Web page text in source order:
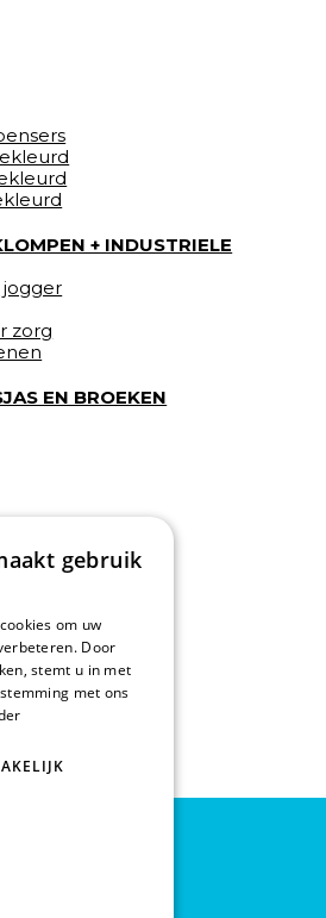
+ INDUSTRIELE
jogger
zorg
EN BROEKEN
gebruik
om uw
Door
stemt u in met
met ons